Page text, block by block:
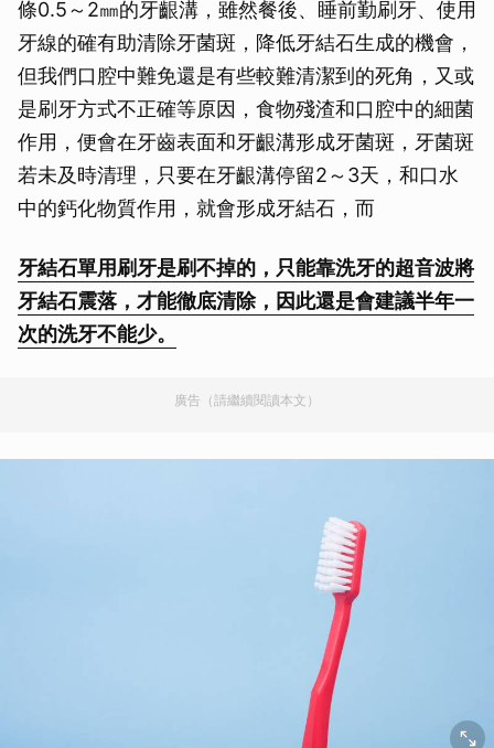
條0.5～2㎜的牙齦溝，雖然餐後、睡前勤刷牙、使用
牙線的確有助清除牙菌斑，降低牙結石生成的機會，
但我們口腔中難免還是有些較難清潔到的死角，又或
是刷牙方式不正確等原因，食物殘渣和口腔中的細菌
作用，便會在牙齒表面和牙齦溝形成牙菌斑，牙菌斑
若未及時清理，只要在牙齦溝停留2～3天，和口水
中的鈣化物質作用，就會形成牙結石，而
牙結石單用刷牙是刷不掉的，只能靠洗牙的超音波將
牙結石震落，才能徹底清除，因此還是會建議半年一
次的洗牙不能少。
廣告（請繼續閱讀本文）